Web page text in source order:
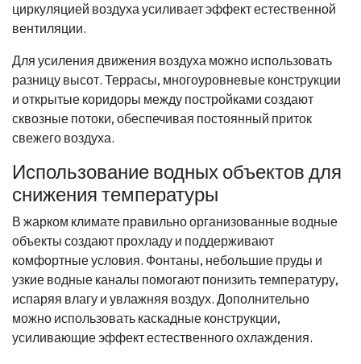
циркуляцией воздуха усиливает эффект естественной
вентиляции.
Для усиления движения воздуха можно использовать
разницу высот. Террасы, многоуровневые конструкции
и открытые коридоры между постройками создают
сквозные потоки, обеспечивая постоянный приток
свежего воздуха.
Использование водных объектов для
снижения температуры
В жарком климате правильно организованные водные
объекты создают прохладу и поддерживают
комфортные условия. Фонтаны, небольшие пруды и
узкие водные каналы помогают понизить температуру,
испаряя влагу и увлажняя воздух. Дополнительно
можно использовать каскадные конструкции,
усиливающие эффект естественного охлаждения.